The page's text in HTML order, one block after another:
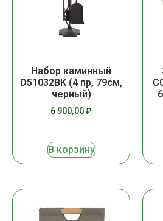
Набор каминный
D51032ВК (4 пр, 79см,
черный)
6 900,00₽
В корзину